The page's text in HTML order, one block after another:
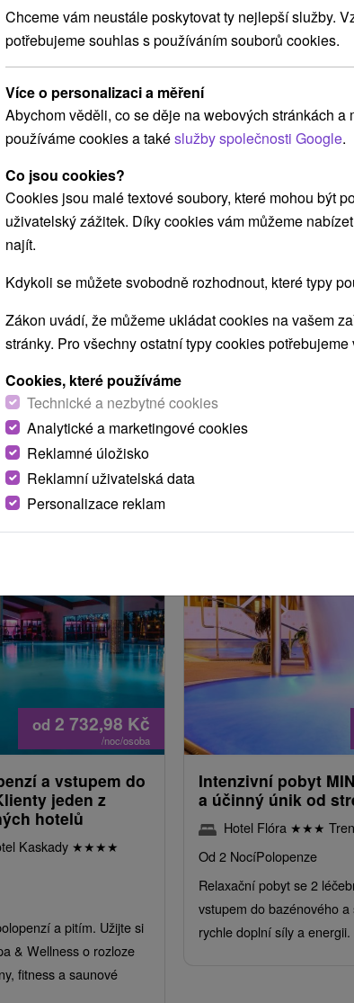
zdraví: Lázeňská
v lázních s plnou
prohlídkou a dvěma
noc pobytu a denním
Zregenerujte tělo i
Dopřejte si léčebný pobyt
BY VÁS MOHLY TAKÉ
od 2 732,98 Kč
/noc/osoba
a vstupem do
jeden z
hotelů
Kaskady ★★★★
a pitím. Užijte si
& Wellness o rozloze
fitness a saunové
Intenzivní pobyt
a účinný únik od
Hotel Flóra ★★★
Od 2 NocíPolopenze
Relaxační pobyt se 2
vstupem do bazénového
rychle doplní síly a energii.
Chceme vám neustále poskytovat ty nejlepší služby.
potřebujeme souhlas s používáním souborů cookies.
Více o personalizaci a měření
Abychom věděli, co se děje na webových stránkách
používáme cookies a takéslužby společnosti Google.
Co jsou cookies?
Cookies jsou malé textové soubory, které mohou být
uživatelský zážitek. Díky cookies vám můžeme
najít.
Kdykoli se můžete svobodně rozhodnout, které typy
Zákon uvádí, že můžeme ukládat cookies na vašem
stránky. Pro všechny ostatní typy cookies
Cookies, které používáme
Technické a nezbytné cookies
Analytické a marketingové cookies
Reklamné úložisko
Reklamní uživatelská data
Personalizace reklam